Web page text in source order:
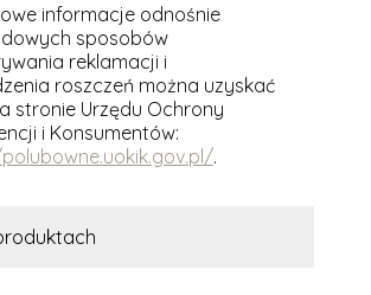
informacje odnośnie
sposobów
reklamacji i
roszczeń można uzyskać
stronie Urzędu Ochrony
i Konsumentów:
.